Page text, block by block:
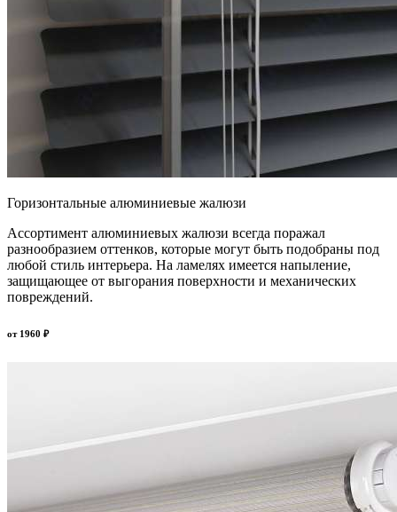
Горизонтальные алюминиевые жалюзи
Ассортимент алюминиевых жалюзи всегда поражал
разнообразием оттенков, которые могут быть подобраны под
любой стиль интерьера. На ламелях имеется напыление,
защищающее от выгорания поверхности и механических
повреждений.
от 1960 ₽